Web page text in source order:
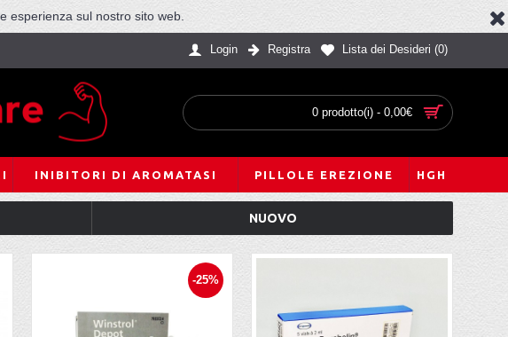
esperienza sul nostro sito web.
Login Registra Lista dei Desideri (0)
0 prodotto(i) - 0,00€
INIBITORI DI AROMATASI PILLOLE EREZIONE HGH
NUOVO
-25%